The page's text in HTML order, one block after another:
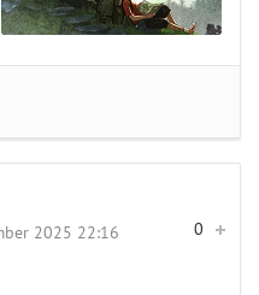
0
2025 22:16